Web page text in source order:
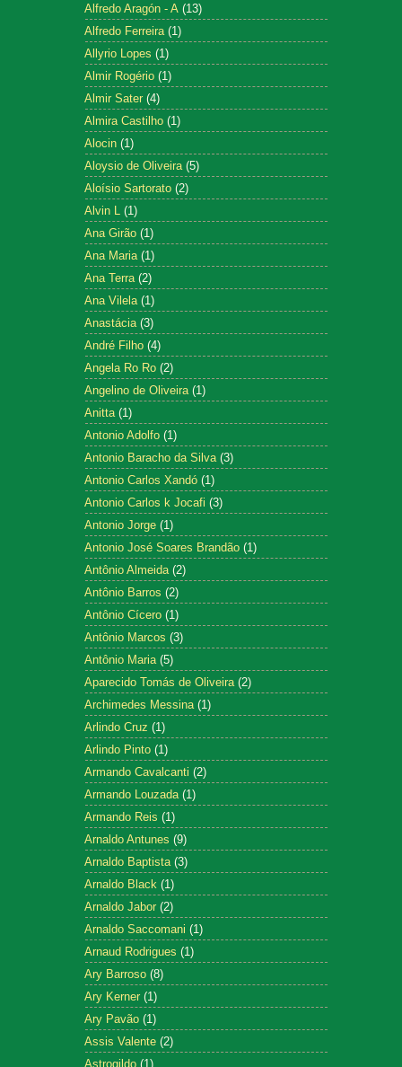
Alfredo Aragón - A (13)
Alfredo Ferreira (1)
Allyrio Lopes (1)
Almir Rogério (1)
Almir Sater (4)
Almira Castilho (1)
Alocin (1)
Aloysio de Oliveira (5)
Aloísio Sartorato (2)
Alvin L (1)
Ana Girão (1)
Ana Maria (1)
Ana Terra (2)
Ana Vilela (1)
Anastácia (3)
André Filho (4)
Angela Ro Ro (2)
Angelino de Oliveira (1)
Anitta (1)
Antonio Adolfo (1)
Antonio Baracho da Silva (3)
Antonio Carlos Xandó (1)
Antonio Carlos k Jocafi (3)
Antonio Jorge (1)
Antonio José Soares Brandão (1)
Antônio Almeida (2)
Antônio Barros (2)
Antônio Cícero (1)
Antônio Marcos (3)
Antônio Maria (5)
Aparecido Tomás de Oliveira (2)
Archimedes Messina (1)
Arlindo Cruz (1)
Arlindo Pinto (1)
Armando Cavalcanti (2)
Armando Louzada (1)
Armando Reis (1)
Arnaldo Antunes (9)
Arnaldo Baptista (3)
Arnaldo Black (1)
Arnaldo Jabor (2)
Arnaldo Saccomani (1)
Arnaud Rodrigues (1)
Ary Barroso (8)
Ary Kerner (1)
Ary Pavão (1)
Assis Valente (2)
Astrogildo (1)